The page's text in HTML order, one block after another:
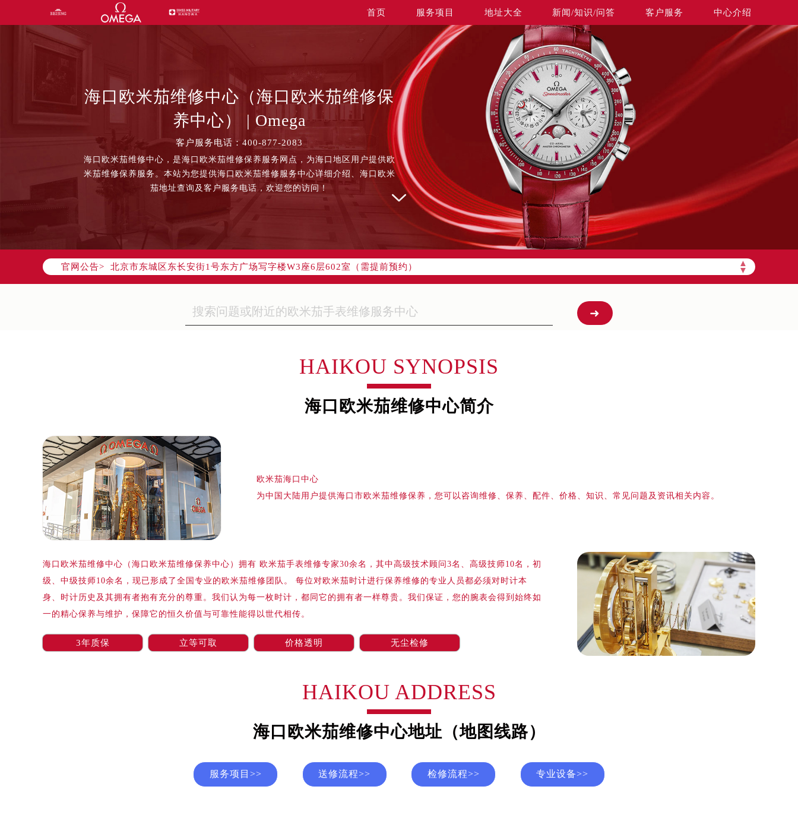
首页 服务项目 地址大全 新闻/知识/问答 客户服务 中心介绍
海口欧米茄维修中心（海口欧米茄维修保
养中心） | Omega
客户服务电话：400-877-2083
海口欧米茄维修中心，是海口欧米茄维修保养服务网点，为海口地区用户提供欧
米茄维修保养服务。本站为您提供海口欧米茄维修服务中心详细介绍、海口欧米
茄地址查询及客户服务电话，欢迎您的访问！
官网公告> ▲
▼
2026年8月中国区售后服务网络优化升级公告
2026年8月全国官方售后客户服务热线：
官方全国统一服务热线，服务覆盖中国大陆、香港、澳门、台湾全部区域（非大陆需加拨“+86”）
2026年8月售后服务中心最新网点地址：
北京市朝阳区建国门外大街甲6号华熙国际中心写字楼D座11层1102室（北京总部）（需提前预约）
北京市东城区东长安街1号东方广场写字楼W3座6层602室（需提前预约）
天津市和平区赤峰道136号天津国际金融中心写字楼26层2603室（需提前预约）
上海市徐汇区虹桥路3号港汇中心写字楼2座37层3705室（需提前预约）
南京市秦淮区中山南路1号（新街口）南京中心写字楼22层C1-1室（需提前预约）
扬州市邗江区国展路29号星耀天地写字楼1号楼18层1803室（需提前预约）
盐城市盐都区世纪大道5号盐城金融城写字楼1号楼16层1604室（需提前预约）
泰州市海陵区永定东路399号置地商务中心东塔写字楼（华润万象城）17层1706室（需提前预约）
宁波市江北区大闸南路500号来福士广场办公楼20层2009室（需提前预约）
金华市金东区东市南街777号金华万达广场写字楼4号楼22层2209室（需提前预约）
绍兴市越城区胜利东路379号世茂天际中心写字楼8层805室（需提前预约）
嘉兴市南湖区广益路705号嘉兴世界贸易中心写字楼A座13层1304室（需提前预约）
南昌市红谷滩新区红谷中大道998号绿地双子塔（中央广场）A1座办公楼14层07室（需提前预约）
济南市历下区经十路11111号华润中心写字楼（万象城）15层1508室（需提前预约）
广州市天河区天河路230号万菱汇国际中心写字楼A塔7层704室（需提前预约）
深圳市罗湖区深南东路5001号华润大厦写字楼17层1701室（需提前预约）
惠州市惠城区江北文昌一路7号华贸大厦写字楼1座30层05室（需提前预约）
厦门市思明区湖滨东路95号华润大厦写字楼B座11层1104室（需提前预约）
福州市鼓楼区五四路128-1号恒力城写字楼15层03室（需提前预约）
成都市锦江区人民东路6号SAC东原中心写字楼24层2406B室（需提前预约）
重庆市江北区观音桥步行街2号融恒时代广场写字楼9层902室（需提前预约）
太原市迎泽区解放路15号亨得利名表服务中心（品牌授权店）3层整层（需提前预约）
沈阳市沈河区中街路137号亨得利名表服务中心（品牌授权店）1层整层（需提前预约）
沈阳市沈河区中街路83号亨得利名表服务中心（品牌授权店）1层整层（需提前预约）
温州市鹿城区锦绣路1067号置信广场10层1015室（需提前预约）
哈尔滨市道里区友谊西路600号富力中心T2座写字楼29层03室（需提前预约）
HAIKOU SYNOPSIS
海口欧米茄维修中心简介
欧米茄海口中心
为中国大陆用户提供海口市欧米茄维修保养，您可以咨询维修、保养、配件、价格、知识、常见问题及资讯相关内容。
海口欧米茄维修中心（海口欧米茄维修保养中心）拥有 欧米茄手表维修专家30余名，其中高级技术顾问3名、高级技师10名，初
级、中级技师10余名，现已形成了全国专业的欧米茄维修团队。 每位对欧米茄时计进行保养维修的专业人员都必须对时计本
身、时计历史及其拥有者抱有充分的尊重。我们认为每一枚时计，都同它的拥有者一样尊贵。我们保证，您的腕表会得到始终如
一的精心保养与维护，保障它的恒久价值与可靠性能得以世代相传。
3年质保 立等可取 价格透明 无尘检修
HAIKOU ADDRESS
海口欧米茄维修中心地址（地图线路）
服务项目>> 送修流程>> 检修流程>> 专业设备>>